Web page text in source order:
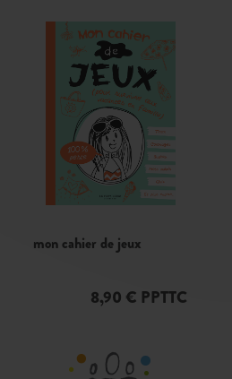
mon cahier de jeux
8,90 € PPTTC